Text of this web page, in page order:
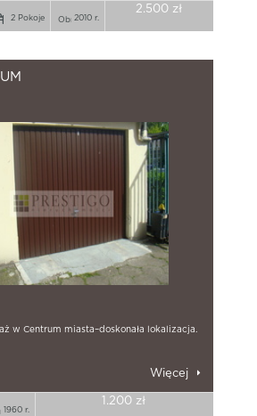
2 Pokoje 2010 r.
2.500 zł
w Centrum miasta–doskonała lokalizacja.
Więcej
1960 r.
1.200 zł